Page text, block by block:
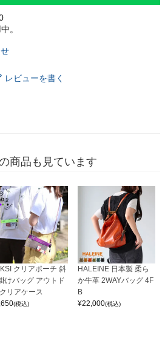
。
レビューを書く
商品も見ています
クリアポーチ 斜
けバッグ アウトド
リアケース
(税込)
HALEINE 日本製 柔ら
か牛革 2WAYバッグ 4F
B
¥22,000(税込)